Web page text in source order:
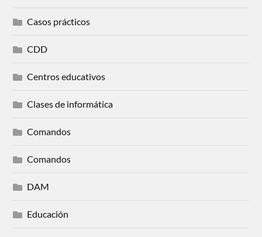
Casos prácticos
CDD
Centros educativos
Clases de informática
Comandos
Comandos
DAM
Educación